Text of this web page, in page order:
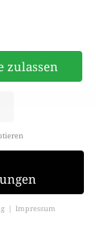
zulassen
Impressum